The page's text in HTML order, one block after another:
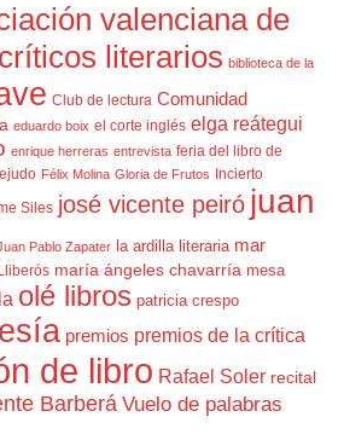
valenciana de
literarios biblioteca de la
Club de lectura Comunidad
eduardo boix el corte inglés elga reátegui
enrique herreras entrevista feria del libro de
Félix Molina Gloria de Frutos
Incierto
Siles josé vicente peiró juan
Pablo Zapater la ardilla literaria mar
maría ángeles chavarría mesa
olé libros patricia crespo
premios premios de la crítica
de libro Rafael Soler recital
Barberá Vuelo de palabras